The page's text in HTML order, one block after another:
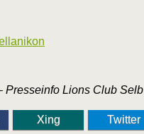
Presseinfo Lions Club Selb
Xing Twitter